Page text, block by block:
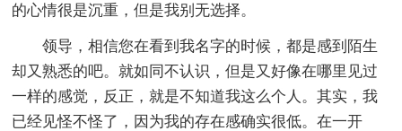
的心情很是沉重，但是我别无选择。
领导，相信您在看到我名字的时候，都是感到陌生
却又熟悉的吧。就如同不认识，但是又好像在哪里见过
一样的感觉，反正，就是不知道我这么个人。其实，我
已经见怪不怪了，因为我的存在感确实很低。在一开